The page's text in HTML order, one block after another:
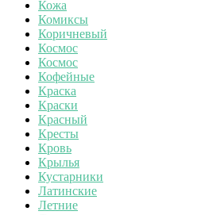
Кожа
Комиксы
Коричневый
Космос
Космос
Кофейные
Краска
Краски
Красный
Кресты
Кровь
Крылья
Кустарники
Латинские
Летние